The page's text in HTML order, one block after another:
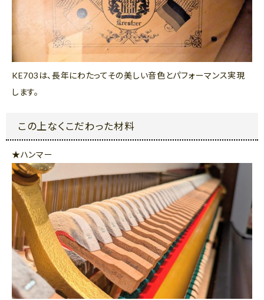
KE703は、長年にわたってその美しい音色とパフォーマンス実現
します。
この上なくこだわった材料
★ハンマー